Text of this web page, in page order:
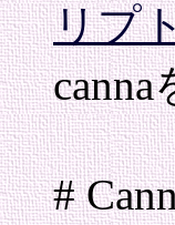
リプ
#